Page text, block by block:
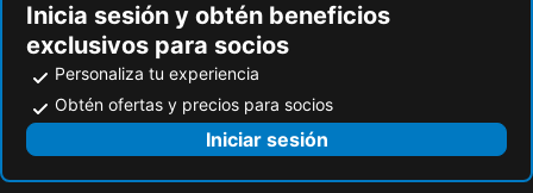
Inicia sesión y obtén beneficios
exclusivos para socios
Personaliza tu experiencia
Obtén ofertas y precios para socios
Iniciar sesión